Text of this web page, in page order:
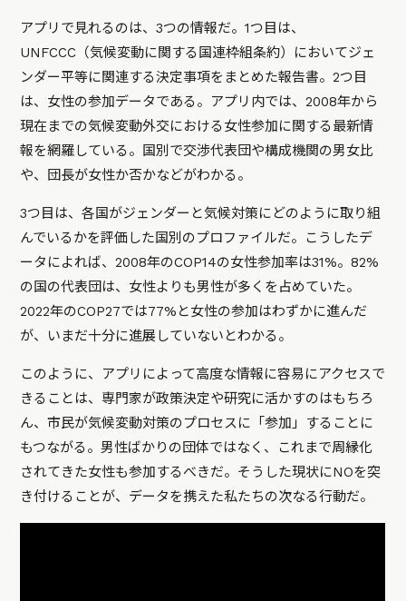
アプリで見れるのは、3つの情報だ。1つ目は、
UNFCCC（気候変動に関する国連枠組条約）においてジェ
ンダー平等に関連する決定事項をまとめた報告書。2つ目
は、女性の参加データである。アプリ内では、2008年から
現在までの気候変動外交における女性参加に関する最新情
報を網羅している。国別で交渉代表団や構成機関の男女比
や、団長が女性か否かなどがわかる。
3つ目は、各国がジェンダーと気候対策にどのように取り組
んでいるかを評価した国別のプロファイルだ。こうしたデ
ータによれば、2008年のCOP14の女性参加率は31%。82%
の国の代表団は、女性よりも男性が多くを占めていた。
2022年のCOP27では77%と女性の参加はわずかに進んだ
が、いまだ十分に進展していないとわかる。
このように、アプリによって高度な情報に容易にアクセスで
きることは、専門家が政策決定や研究に活かすのはもちろ
ん、市民が気候変動対策のプロセスに「参加」することに
もつながる。男性ばかりの団体ではなく、これまで周縁化
されてきた女性も参加するべきだ。そうした現状にNOを突
き付けることが、データを携えた私たちの次なる行動だ。